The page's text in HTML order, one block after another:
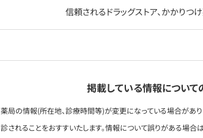
信頼されるドラッグストア、かかりつ
掲載している情報について
薬局の情報(所在地、診療時間等)が変更になっている場合があ
診されることをおすすいたします。情報について誤りがある場合